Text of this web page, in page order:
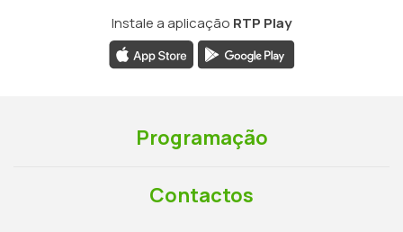
Instale a aplicação RTP Play
Programação
Contactos